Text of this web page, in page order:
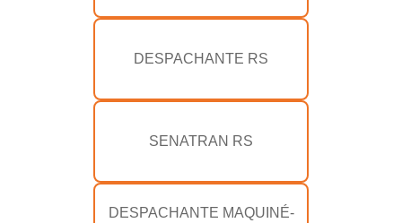
DESPACHANTE RS
SENATRAN RS
DESPACHANTE MAQUINÉ-